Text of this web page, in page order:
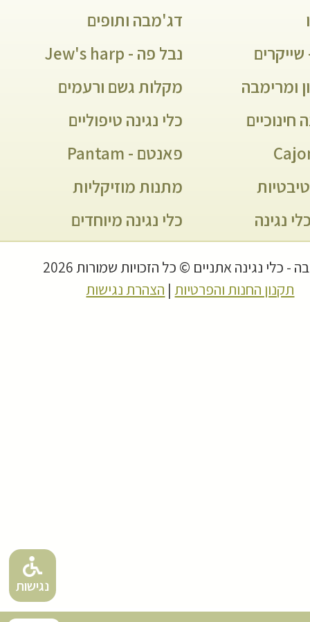
נגישות
דג'מבה ותופים
נבל פה - Jew's harp
ומרימבה
מקלות גשם ורעמים
חינוכיים
כלי נגינה טיפוליים
פאנטם - Pantam
מתנות מוזיקליות
נגינה
כלי נגינה מיוחדים
- כלי נגינה אתניים © כל הזכויות שמורות 2026
תקנון החנות והפרטיות| הצהרת נגישות